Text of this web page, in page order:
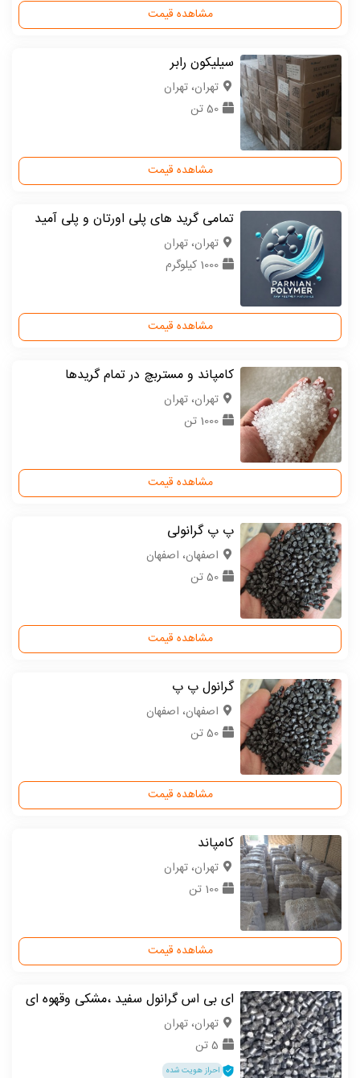
مشاهده قیمت
سیلیکون رابر
تهران، تهران
50 تن
مشاهده قیمت
تمامی گرید های پلی اورتان و پلی آمید
تهران، تهران
1000 کیلوگرم
مشاهده قیمت
کامپاند و مستربچ در تمام گریدها
تهران، تهران
1000 تن
مشاهده قیمت
پ پ گرانولی
اصفهان، اصفهان
50 تن
مشاهده قیمت
گرانول پ پ
اصفهان، اصفهان
50 تن
مشاهده قیمت
کامپاند
تهران، تهران
100 تن
مشاهده قیمت
ای بی اس گرانول سفید ،مشکی وقهوه ای
تهران، تهران
5 تن
احراز هویت شده